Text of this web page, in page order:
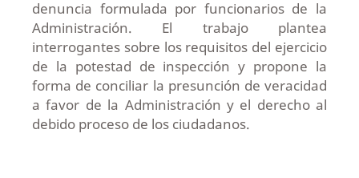
denuncia formulada por funcionarios de la
Administración. El trabajo plantea
interrogantes sobre los requisitos del ejercicio
de la potestad de inspección y propone la
forma de conciliar la presunción de veracidad
a favor de la Administración y el derecho al
debido proceso de los ciudadanos.